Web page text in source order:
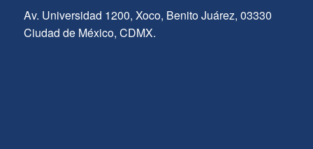
Av. Universidad 1200, Xoco, Benito Juárez, 03330
Ciudad de México, CDMX.